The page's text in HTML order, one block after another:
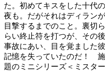
た。初めてキスをした十代
夜も。だがそれはディラン
目撃するまでのこと。裏切
らい終止符を打つが、その
事故にあい、目を覚ました
記憶を失っていたのだ！
題のミニシリーズ＜ミスタ